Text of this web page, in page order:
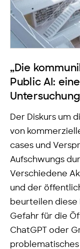
„Die
Public AI:
Der Diskurs um
von
cases und
Aufschwungs
Verschiedene
und der
beurteilen diese
Gefahr für die
ChatGPT oder